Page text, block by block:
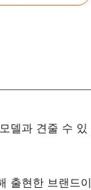
델과 견줄 수 있
출현한 브랜드이